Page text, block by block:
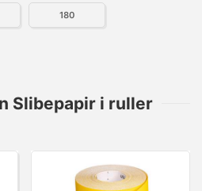
180
Slibepapir i ruller